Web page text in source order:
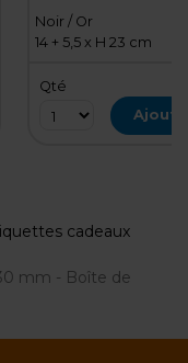
Noir / Or
14 + 5,5 x H 23 cm
Qté
cadeaux
mm - Boîte de